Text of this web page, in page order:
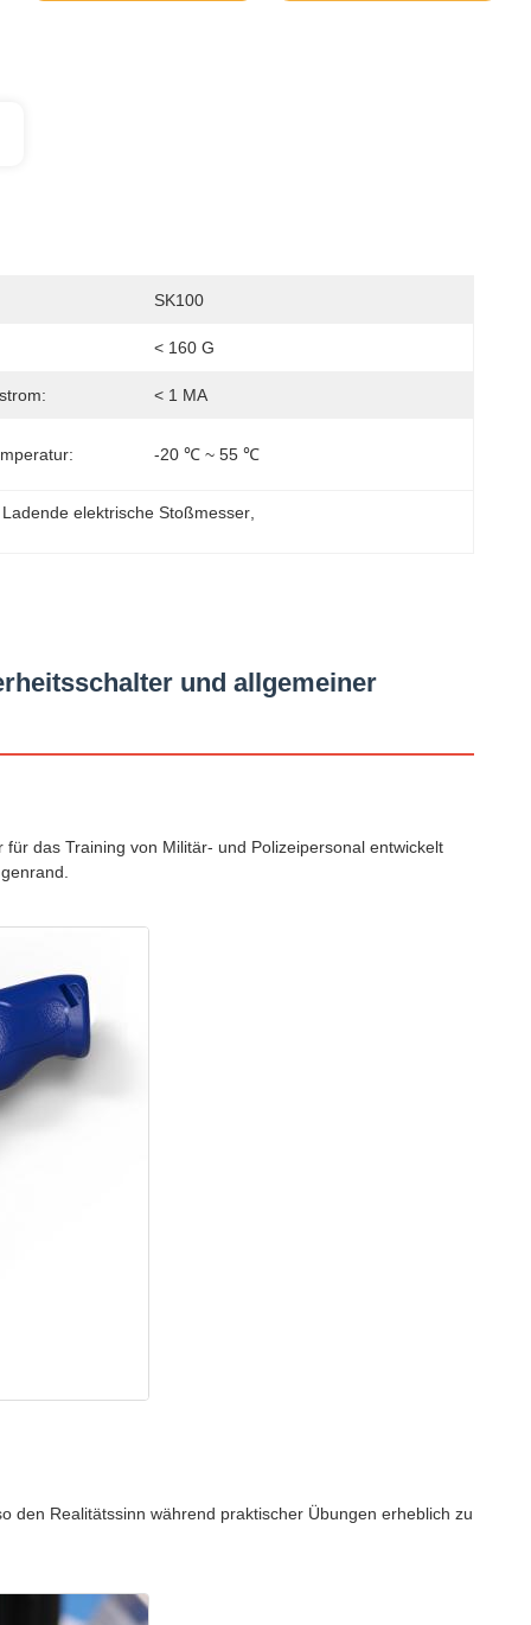
SK100
< 160 G
< 1 MA
-20 ℃ ~ 55 ℃
elektrische Stoßmesser
und allgemeiner
das Training von Militär- und Polizeipersonal entwickelt
den Realitätssinn während praktischer Übungen erheblich zu